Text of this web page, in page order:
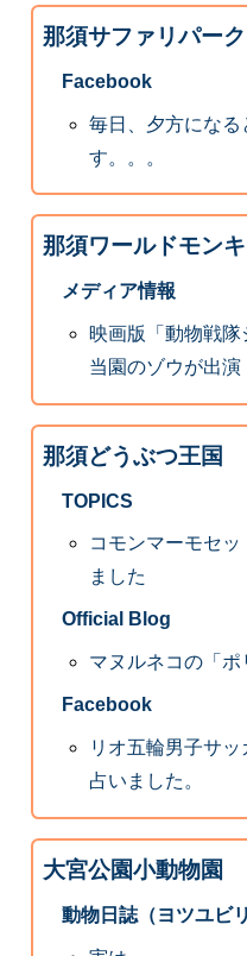
那須サファリパーク
Facebook
毎日、夕方にな
す。。。
那須ワールドモン
メディア情報
映画版「動物戦
当園のゾウが出演
那須どうぶつ王国
TOPICS
コモンマーモセ
ました
Official Blog
マヌルネコの「ポ
Facebook
リオ五輪男子サ
占いました。
大宮公園小動物園
動物日誌（ヨツユビ